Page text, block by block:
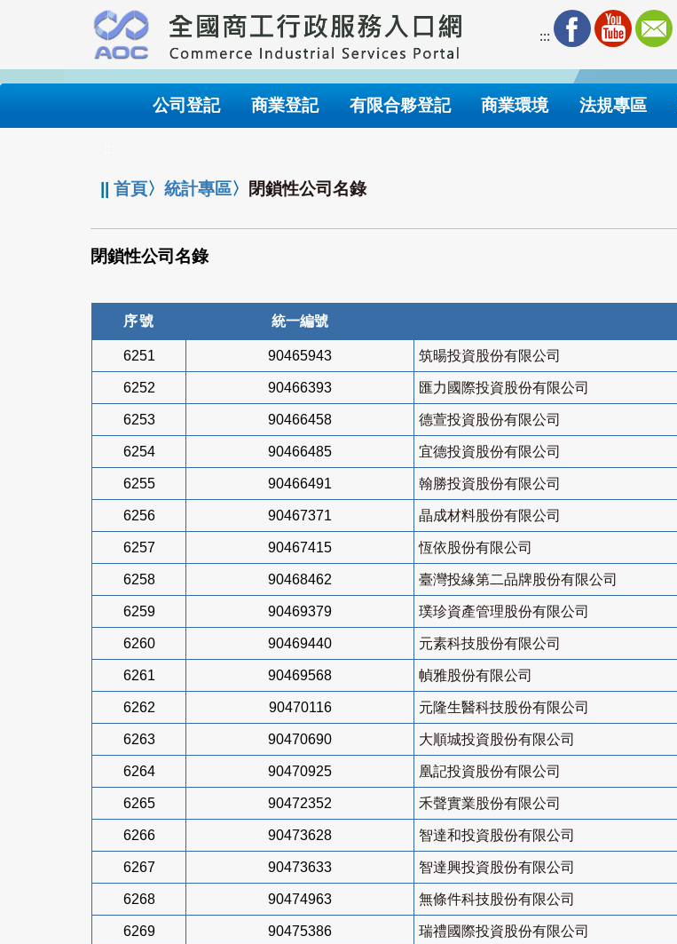
要
內
:::
公司登記 商業登記 有限合夥登記 商業環境 法規專區
||首頁〉統計專區〉 閉鎖性公司名錄
閉鎖性公司名錄
序號 統一編號
6251 90465943 筑暘投資股份有限公司
6252 90466393 匯力國際投資股份有限公司
6253 90466458 德萱投資股份有限公司
6254 90466485 宜德投資股份有限公司
6255 90466491 翰勝投資股份有限公司
6256 90467371 晶成材料股份有限公司
6257 90467415 恆依股份有限公司
6258 90468462 臺灣投緣第二品牌股份有限公司
6259 90469379 璞珍資產管理股份有限公司
6260 90469440 元素科技股份有限公司
6261 90469568 幀雅股份有限公司
6262 90470116 元隆生醫科技股份有限公司
6263 90470690 大順城投資股份有限公司
6264 90470925 凰記投資股份有限公司
6265 90472352 禾聲實業股份有限公司
6266 90473628 智達和投資股份有限公司
6267 90473633 智達興投資股份有限公司
6268 90474963 無條件科技股份有限公司
6269 90475386 瑞禮國際投資股份有限公司